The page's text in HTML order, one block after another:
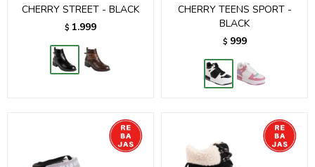
CHERRY STREET - BLACK
$ 1.999
CHERRY TEENS SPORT -
BLACK
$ 999